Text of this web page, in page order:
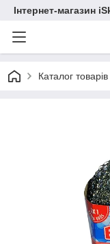
Інтернет-магазин
Каталог товарів